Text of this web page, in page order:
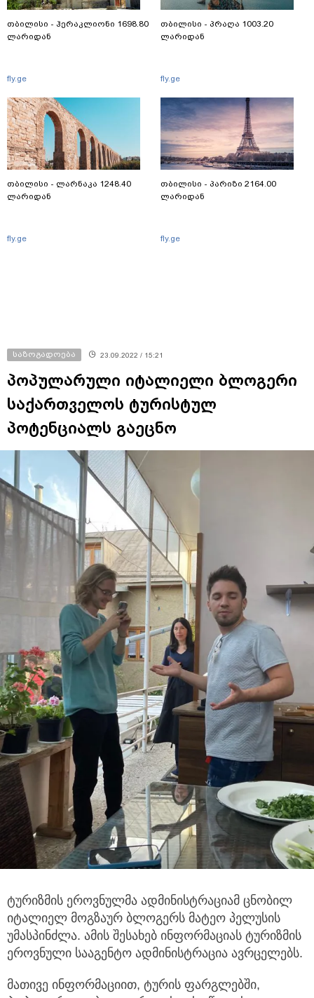
თბილისი - ჰერაკლიონი 1698.80
ლარიდან
fly.ge
თბილისი - ლარნაკა 1248.40
ლარიდან
fly.ge
თბილისი - პრაღა 1003.20
ლარიდან
fly.ge
თბილისი - პარიზი 2164.00
ლარიდან
fly.ge
საზოგადოება 23.09.2022 / 15:21
პოპულარული იტალიელი ბლოგერი
საქართველოს ტურისტულ
პოტენციალს გაეცნო
ტურიზმის ეროვნულმა ადმინისტრაციამ ცნობილ
იტალიელ მოგზაურ ბლოგერს მატეო პელუსის
უმასპინძლა. ამის შესახებ ინფორმაციას ტურიზმის
ეროვნული სააგენტო ადმინისტრაცია ავრცელებს.
მათივე ინფორმაციით, ტურის ფარგლებში,